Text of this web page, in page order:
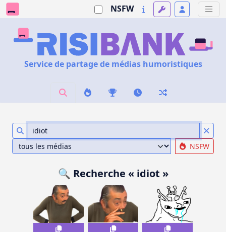
NSFW
Service de partage de médias humoristiques
NSFW
🔍 Recherche « idiot »